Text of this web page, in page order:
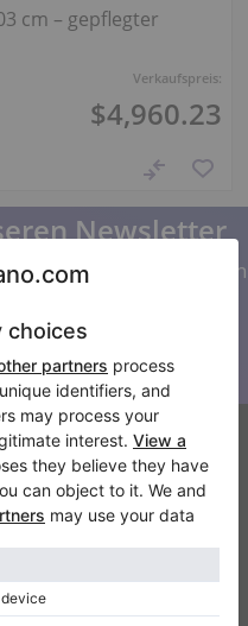
Verkaufspreis:
$4,960.23
cm – gepflegter
Newsletter
mit allen Neuigkeiten von